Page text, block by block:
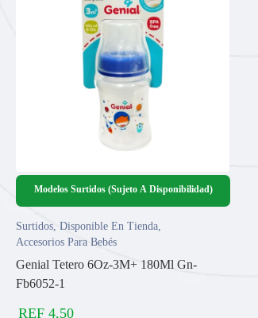
Modelos Surtidos (Sujeto A Disponibilidad)
Surtidos, Disponible En Tienda,
Accesorios Para Bebés
Genial Tetero 6Oz-3M+ 180Ml Gn-
Fb6052-1
REF 4,50